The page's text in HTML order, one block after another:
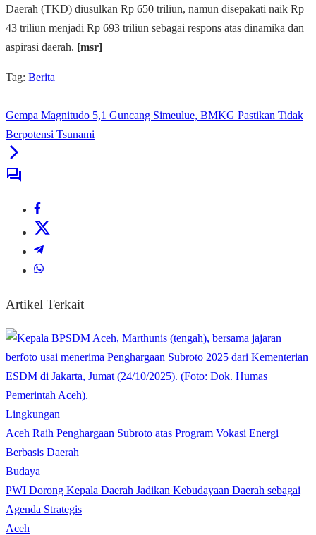
Daerah (TKD) diusulkan Rp 650 triliun, namun disepakati naik Rp
43 triliun menjadi Rp 693 triliun sebagai respons atas dinamika dan
aspirasi daerah. [msr]
Tag: Berita
Gempa Magnitudo 5,1 Guncang Simeulue, BMKG Pastikan Tidak
Berpotensi Tsunami
Artikel Terkait
Lingkungan
Aceh Raih Penghargaan Subroto atas Program Vokasi Energi
Berbasis Daerah
Budaya
PWI Dorong Kepala Daerah Jadikan Kebudayaan Daerah sebagai
Agenda Strategis
Aceh